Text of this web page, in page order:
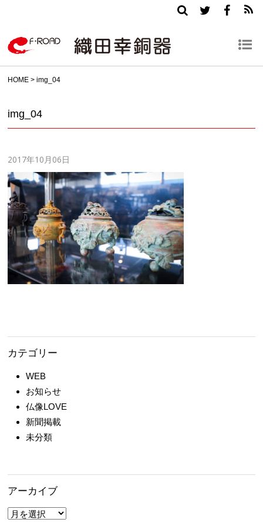
HOME >img_04
img_04
2017年10月06日
カテゴリー
WEB
お知らせ
仏像LOVE
新聞掲載
未分類
アーカイブ
ア